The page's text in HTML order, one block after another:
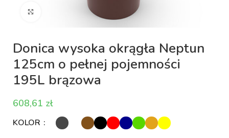
Kliknij aby powiększyć
Donica wysoka okrągła Neptun
125cm o pełnej pojemności
195L brązowa
zł
KOLOR